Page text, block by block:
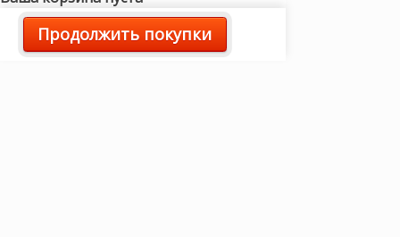
Продолжить покупки